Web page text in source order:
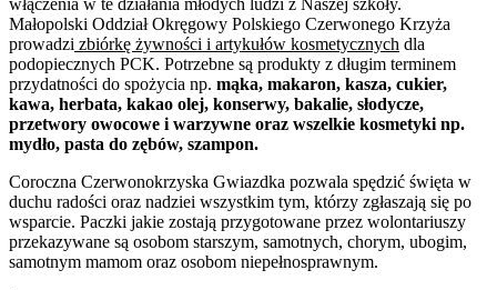
Małopolski Oddział Okręgowy Polskiego Czerwonego Krzyża
prowadzi zbiórkę żywności i artykułów kosmetycznych dla
podopiecznych PCK. Potrzebne są produkty z długim terminem
przydatności do spożycia np. mąka, makaron, kasza, cukier,
kawa, herbata, kakao olej, konserwy, bakalie, słodycze,
przetwory owocowe i warzywne oraz wszelkie kosmetyki np.
mydło, pasta do zębów, szampon.
Coroczna Czerwonokrzyska Gwiazdka pozwala spędzić święta w
duchu radości oraz nadziei wszystkim tym, którzy zgłaszają się po
wsparcie. Paczki jakie zostają przygotowane przez wolontariuszy
przekazywane są osobom starszym, samotnych, chorym, ubogim,
samotnym mamom oraz osobom niepełnosprawnym.